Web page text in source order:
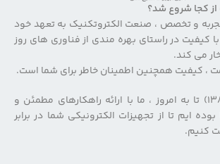
کجا شروع شد؟
و تخصص ، صنعت الکتروتکنیک به تعهد خود
کیفیت در راستای بهره مندی از فناوری های روز
می کند.
، کیفیت همچنین اطمینان خاطر برای شما است.
از سال تأسیس (۱۳۸۳) تا به امروز ، ما با ارائه راهکارهای مطمئن و
بوده ایم تا از تجهیزات الکترونیکی شما در برابر
کنیم.